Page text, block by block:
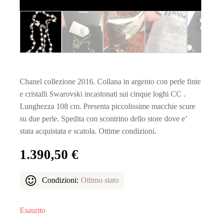
Chanel collezione 2016. Collana in argento con perle finte
e cristalli Swarovski incastonati sui cinque loghi CC .
Lunghezza 108 cm. Presenta piccolissime macchie scure
su due perle. Spedita con scontrino dello store dove e’
stata acquistata e scatola. Ottime condizioni.
1.390,50 €
Condizioni: Ottimo stato
Esaurito